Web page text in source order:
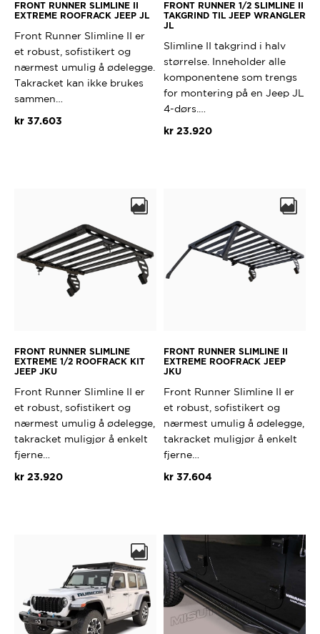
FRONT RUNNER SLIMLINE II
EXTREME ROOFRACK JEEP JL
Front Runner Slimline II er
et robust, sofistikert og
nærmest umulig å ødelegge.
Takracket kan ikke brukes
sammen…
kr37.603
FRONT RUNNER 1/2 SLIMLINE II
TAKGRIND TIL JEEP WRANGLER
JL
Slimline II takgrind i halv
størrelse. Inneholder alle
komponentene som trengs
for montering på en Jeep JL
4-dørs.…
kr 23.920
FRONT RUNNER SLIMLINE
EXTREME 1/2 ROOFRACK KIT
JEEP JKU
Front Runner Slimline II er
et robust, sofistikert og
nærmest umulig å ødelegge,
takracket muligjør å enkelt
fjerne…
kr23.920
FRONT RUNNER SLIMLINE II
EXTREME ROOFRACK JEEP
JKU
Front Runner Slimline II er
et robust, sofistikert og
nærmest umulig å ødelegge,
takracket muligjør å enkelt
fjerne…
kr 37.604